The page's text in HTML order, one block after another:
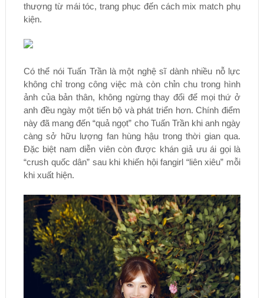
thượng từ mái tóc, trang phục đến cách mix match phụ
kiện.
Có thể nói Tuấn Trần là một nghệ sĩ dành nhiều nỗ lực
không chỉ trong công việc mà còn chỉn chu trong hình
ảnh của bản thân, không ngừng thay đổi để mọi thứ ở
anh đều ngày một tiến bộ và phát triển hơn. Chính điểm
này đã mang đến “quả ngọt” cho Tuấn Trần khi anh ngày
càng sở hữu lượng fan hùng hậu trong thời gian qua.
Đặc biệt nam diễn viên còn được khán giả ưu ái gọi là
“crush quốc dân” sau khi khiến hội fangirl “liên xiêu” mỗi
khi xuất hiện.